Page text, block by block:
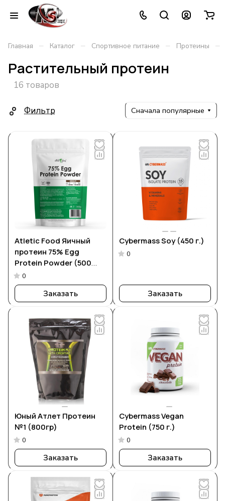
Главная – Каталог – Спортивное питание – Протеины –
Растительный протеин
16 товаров
Фильтр Сначала популярные
Atletic Food Яичный
протеин 75% Egg
Protein Powder (500
грамм)
0
Заказать
Cybermass Soy (450 г.)
0
Заказать
Юный Атлет Протеин
№1 (800гр)
0
Заказать
Cybermass Vegan
Protein (750 г.)
0
Заказать